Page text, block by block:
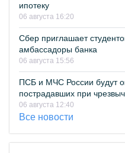
ипотеку
06 августа 16:20
Сбер приглашает
амбассадоры банка
06 августа 15:56
ПСБ и МЧС России будут
пострадавших при
06 августа 12:40
Все новости